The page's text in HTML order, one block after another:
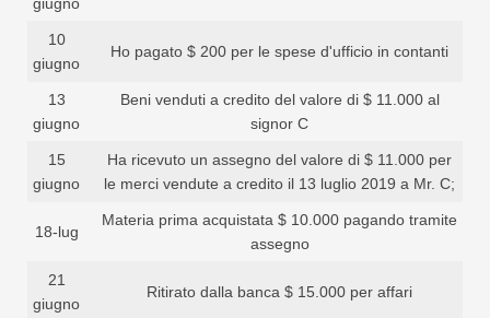
10
giugno
Ho pagato $ 200 per le spese d'ufficio in contanti
13
giugno
Beni venduti a credito del valore di $ 11.000 al
signor C
15
giugno
Ha ricevuto un assegno del valore di $ 11.000 per
le merci vendute a credito il 13 luglio 2019 a Mr. C;
18-lug
Materia prima acquistata $ 10.000 pagando tramite
assegno
21
giugno
Ritirato dalla banca $ 15.000 per affari